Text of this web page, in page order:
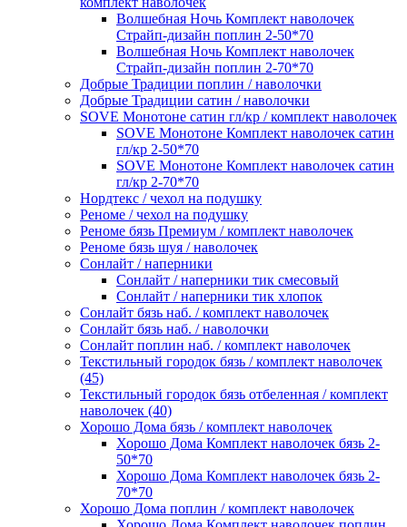
Волшебная Ночь Комплект наволочек
Страйп-дизайн поплин 2-50*70
Волшебная Ночь Комплект наволочек
Страйп-дизайн поплин 2-70*70
Добрые Традиции поплин / наволочки
Добрые Традиции сатин / наволочки
SOVE Монотоне сатин гл/кр / комплект наволочек
SOVE Монотоне Комплект наволочек сатин
гл/кр 2-50*70
SOVE Монотоне Комплект наволочек сатин
гл/кр 2-70*70
Нордтекс / чехол на подушку
Реноме / чехол на подушку
Реноме бязь Премиум / комплект наволочек
Реноме бязь шуя / наволочек
Сонлайт / наперники
Сонлайт / наперники тик смесовый
Сонлайт / наперники тик хлопок
Сонлайт бязь наб. / комплект наволочек
Сонлайт бязь наб. / наволочки
Сонлайт поплин наб. / комплект наволочек
Текстильный городок бязь / комплект наволочек
(45)
Текстильный городок бязь отбеленная / комплект
наволочек (40)
Хорошо Дома бязь / комплект наволочек
Хорошо Дома Комплект наволочек бязь 2-
50*70
Хорошо Дома Комплект наволочек бязь 2-
70*70
Хорошо Дома поплин / комплект наволочек